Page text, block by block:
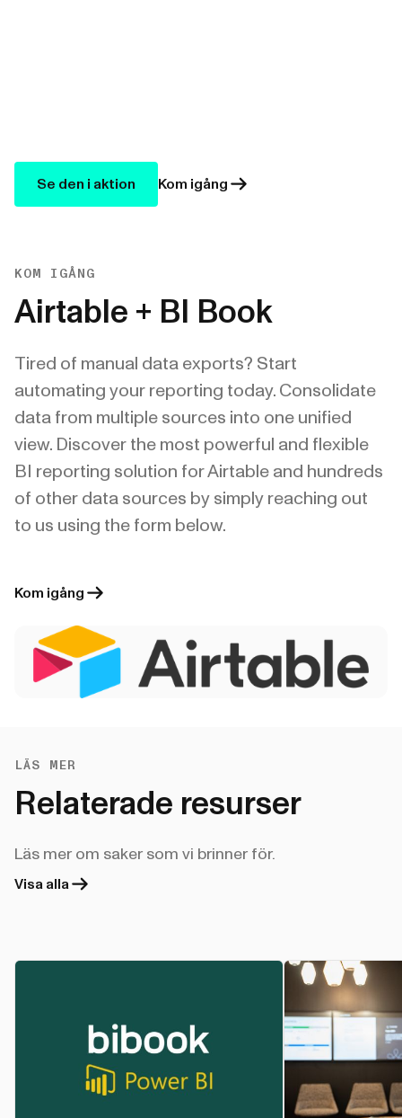
Se den i aktion Kom igång
KOM IGÅNG
Airtable + BI Book
Tired of manual data exports? Start
automating your reporting today. Consolidate
data from multiple sources into one unified
view. Discover the most powerful and flexible
BI reporting solution for Airtable and hundreds
of other data sources by simply reaching out
to us using the form below.
Kom igång
LÄS MER
Relaterade resurser
Läs mer om saker som vi brinner för.
Visa alla